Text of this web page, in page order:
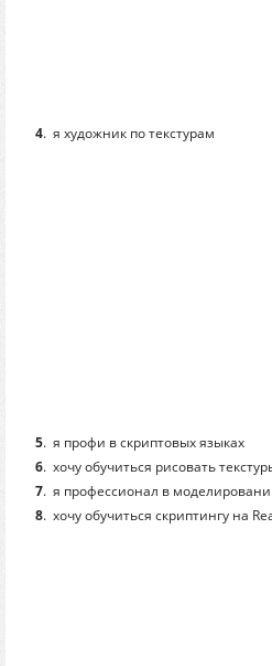
4. я художник по текстурам
5. я профи в скриптовых языках
6. хочу обучиться рисовать
7. я профессионал в
8. хочу обучиться скриптингу на